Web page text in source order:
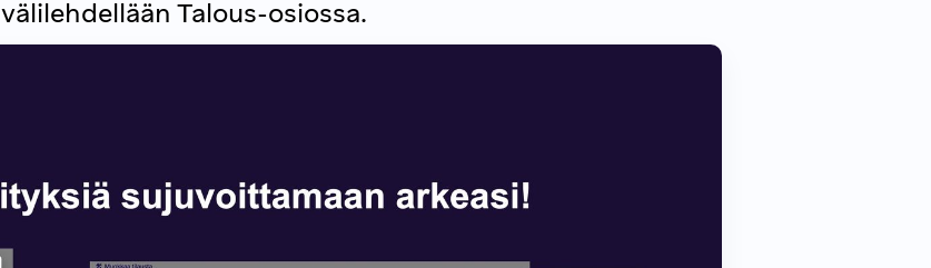
välilehdellään Talous-osiossa.